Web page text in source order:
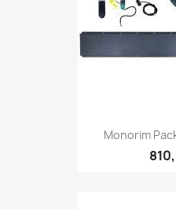
Monorim